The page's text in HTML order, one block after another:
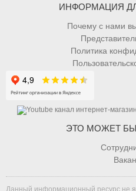
ИНФОРМАЦИЯ
Почему с нами
Политика
ЭТО МОЖЕТ
Данный информационный ресурс не